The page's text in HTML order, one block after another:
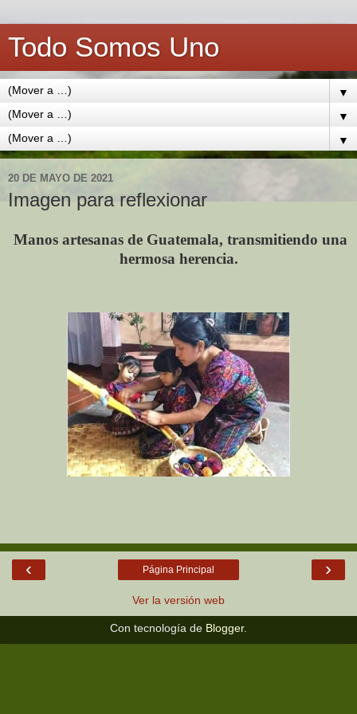
Todo Somos Uno
▼
▼
▼
20 DE MAYO DE 2021
Imagen para reflexionar
Manos artesanas de Guatemala, transmitiendo una
hermosa herencia.
‹ ›
Página Principal
Ver la versión web
Con tecnología de Blogger.